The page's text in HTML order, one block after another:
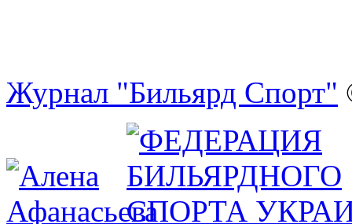
Журнал "Бильярд Спорт"